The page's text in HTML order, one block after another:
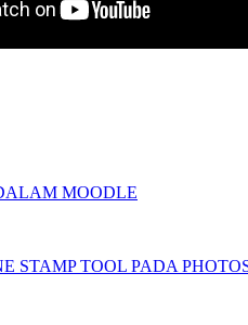
MOODLE
STAMP TOOL PADA